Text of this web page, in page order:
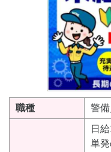
職種 警備
日
単